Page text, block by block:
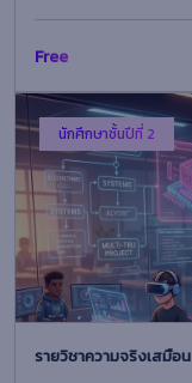
Free
นักศึกษาชั้นปีที่ 2
รายวิชาความจริงเสมือน